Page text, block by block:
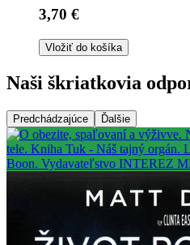
3,70 €
Vložiť do košíka
Naši škriatkovia
Predchádzajúce Ďalšie